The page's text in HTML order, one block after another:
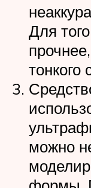
Для
тонкого
можно